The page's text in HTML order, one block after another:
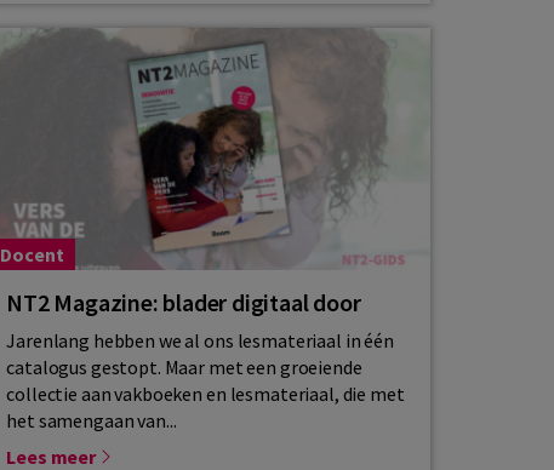
Docent
NT2 Magazine: blader digitaal door
Jarenlang hebben we al ons lesmateriaal in één
catalogus gestopt. Maar met een groeiende
collectie aan vakboeken en lesmateriaal, die met
het samengaan van...
Lees meer